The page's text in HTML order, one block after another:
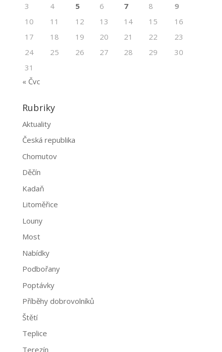
3
4 5 6 7 8
9
10
11 12 13 14 15
16
17
18 19 20 21 22
23
24
25 26 27 28 29
30
31
« Čvc
Rubriky
Aktuality
Česká republika
Chomutov
Děčín
Kadaň
Litoměřice
Louny
Most
Nabídky
Podbořany
Poptávky
Příběhy dobrovolníků
Štětí
Teplice
Terezín